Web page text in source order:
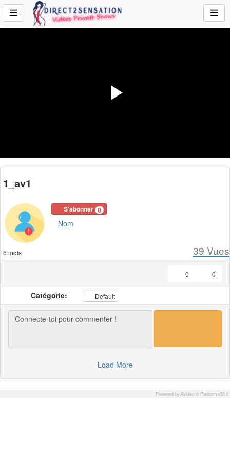
Video
1_av1
S'abonner 0
Nom
6 mois 39 Vues
0
0
Catégorie: Default
Load More
Powered by AVideo ® Platform v30.0